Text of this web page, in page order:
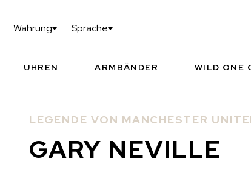
Währung Sprache
UHREN ARMBÄNDER WILD ONE
LEGENDE VON MANCHESTER
GARY NEVILLE